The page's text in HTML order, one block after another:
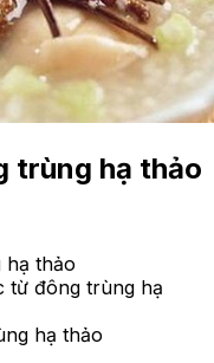
trùng hạ thảo
hạ thảo
từ đông trùng hạ
hạ thảo